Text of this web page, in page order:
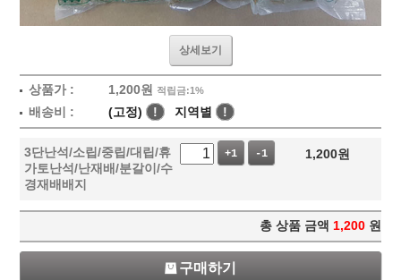
상세보기
상품가 : 1,200원 적립금:1%
배송비 : (고정) ! 지역별 !
3단난석/소립/중립/대립/휴
가토난석/난재배/분갈이/수
경재배배지
+1 -1 1,200원
총 상품 금액 1,200 원
구매하기